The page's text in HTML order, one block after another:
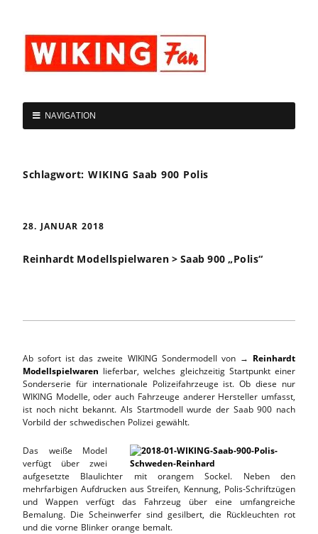
NAVIGATION
Schlagwort: WIKING Saab 900 Polis
28. JANUAR 2018
Reinhardt Modellspielwaren > Saab 900 „Polis“
Ab sofort ist das zweite WIKING Sondermodell von → Reinhardt
Modellspielwaren lieferbar, welches gleichzeitig Startpunkt einer
Sonderserie für internationale Polizeifahrzeuge ist. Ob diese nur
WIKING Modelle, oder auch Fahrzeuge anderer Hersteller umfasst,
ist noch nicht bekannt. Als Startmodell wurde der Saab 900 nach
Vorbild der schwedischen Polizei gewählt.
Das weiße Model
verfügt über zwei
aufgesetzte Blaulichter mit orangem Sockel. Neben den
mehrfarbigen Aufdrucken aus Streifen, Kennung, Polis-Schriftzügen
und Wappen verfügt das Fahrzeug über eine umfangreiche
Bemalung. Die Scheinwerfer sind gesilbert, die Rückleuchten rot
und die vorne Blinker orange bemalt.